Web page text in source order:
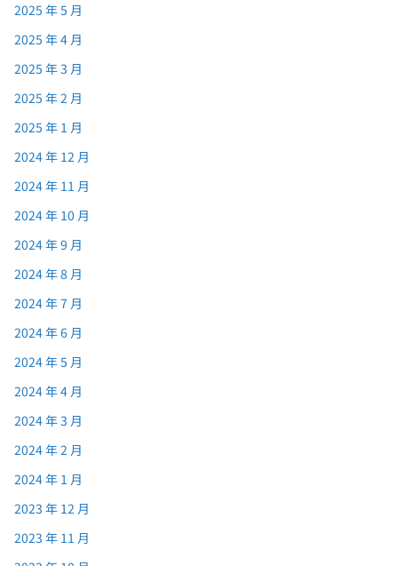
2025 年 5 月
2025 年 4 月
2025 年 3 月
2025 年 2 月
2025 年 1 月
2024 年 12 月
2024 年 11 月
2024 年 10 月
2024 年 9 月
2024 年 8 月
2024 年 7 月
2024 年 6 月
2024 年 5 月
2024 年 4 月
2024 年 3 月
2024 年 2 月
2024 年 1 月
2023 年 12 月
2023 年 11 月